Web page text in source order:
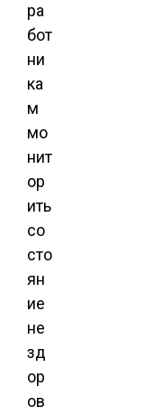
ра
бот
ни
ка
м
мо
нит
ор
ить
со
сто
ян
ие
не
зд
ор
ов